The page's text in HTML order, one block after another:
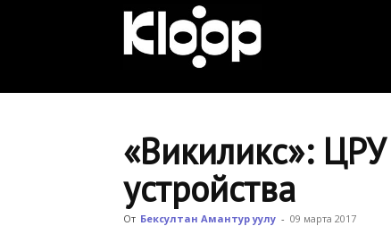
Новости
«Викиликс»:
устройства
От Бексултан Амантур уулу - 09 марта 2017